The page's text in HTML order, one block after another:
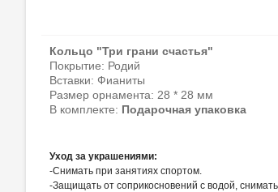
Кольцо "Три грани счастья"
Покрытие: Родий
Вставки: Фианиты
Размер орнамента: 28 * 28 мм
В комплекте: Подарочная упаковка
Уход за украшениями:
-Снимать при занятиях спортом.
-Защищать от соприкосновений с водой,